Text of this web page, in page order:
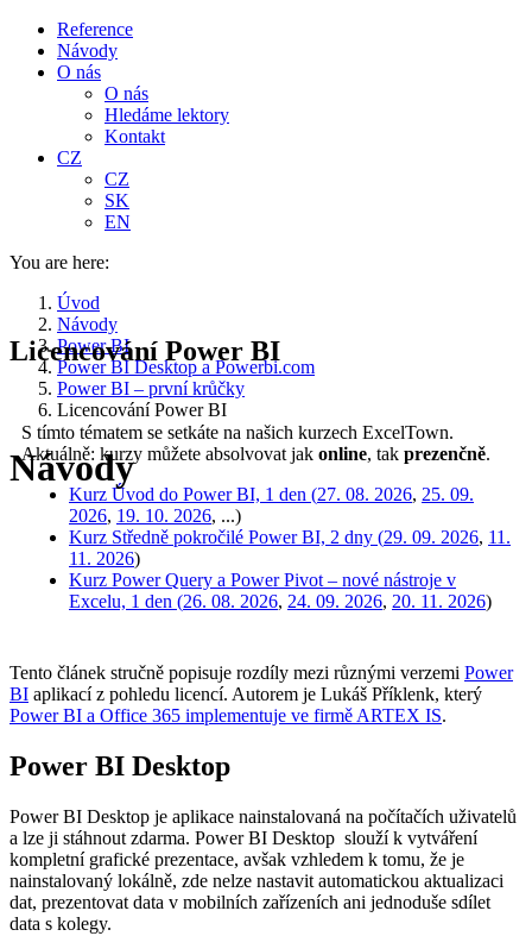
Reference
Návody
O nás
O nás
Hledáme lektory
Kontakt
CZ
CZ
SK
EN
You are here:
Úvod
Návody
Power BI
Power BI Desktop a Powerbi.com
Power BI – první krůčky
Licencování Power BI
Návody
Licencování Power BI
S tímto tématem se setkáte na našich kurzech ExcelTown.
Aktuálně: kurzy můžete absolvovat jak online, tak prezenčně.
Kurz Úvod do Power BI, 1 den (27. 08. 2026, 25. 09.
2026, 19. 10. 2026, ...)
Kurz Středně pokročilé Power BI, 2 dny (29. 09. 2026, 11.
11. 2026)
Kurz Power Query a Power Pivot – nové nástroje v
Excelu, 1 den (26. 08. 2026, 24. 09. 2026, 20. 11. 2026)
Tento článek stručně popisuje rozdíly mezi různými verzemi Power
BI aplikací z pohledu licencí. Autorem je Lukáš Příklenk, který
Power BI a Office 365 implementuje ve firmě ARTEX IS.
Power BI Desktop
Power BI Desktop je aplikace nainstalovaná na počítačích uživatelů
a lze ji stáhnout zdarma. Power BI Desktop slouží k vytváření
kompletní grafické prezentace, avšak vzhledem k tomu, že je
nainstalovaný lokálně, zde nelze nastavit automatickou aktualizaci
dat, prezentovat data v mobilních zařízeních ani jednoduše sdílet
data s kolegy.